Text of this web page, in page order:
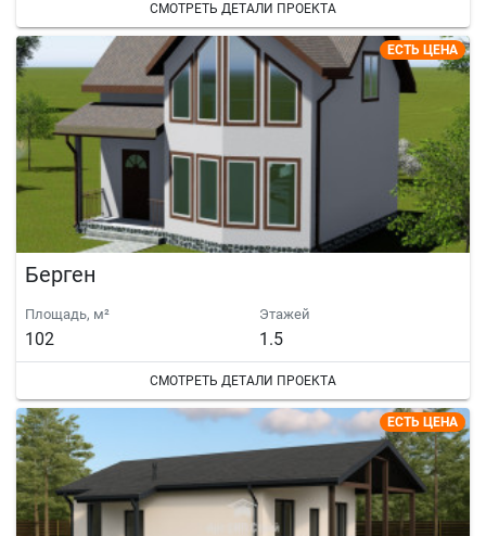
СМОТРЕТЬ ДЕТАЛИ ПРОЕКТА
ЕСТЬ ЦЕНА
Берген
Площадь, м²
102
Этажей
1.5
СМОТРЕТЬ ДЕТАЛИ ПРОЕКТА
ЕСТЬ ЦЕНА